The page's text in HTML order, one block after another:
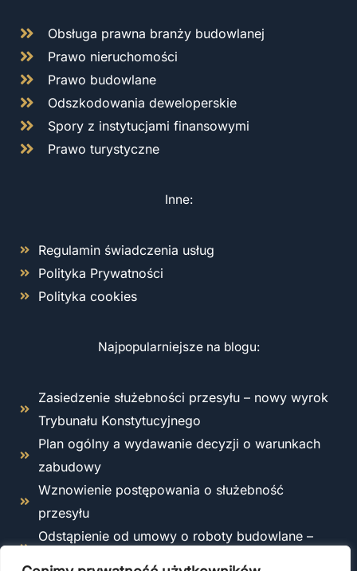
Obsługa prawna branży budowlanej
Prawo nieruchomości
Prawo budowlane
Odszkodowania deweloperskie
Spory z instytucjami finansowymi
Prawo turystyczne
Inne:
Regulamin świadczenia usług
Polityka Prywatności
Polityka cookies
Najpopularniejsze na blogu:
Zasiedzenie służebności przesyłu – nowy wyrok
Trybunału Konstytucyjnego
Plan ogólny a wydawanie decyzji o warunkach
zabudowy
Wznowienie postępowania o służebność
przesyłu
Odstąpienie od umowy o roboty budowlane –